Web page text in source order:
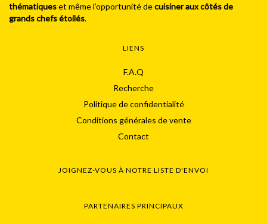
thématiqueset même l’opportunité decuisiner aux côtés de
grands chefs étoilés.
LIENS
F.A.Q
Recherche
Politique de confidentialité
Conditions générales de vente
Contact
JOIGNEZ-VOUS À NOTRE LISTE D'ENVOI
PARTENAIRES PRINCIPAUX